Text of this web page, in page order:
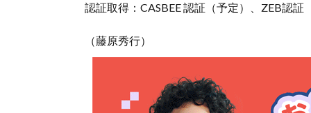
認証取得：CASBEE 認証（予定）、ZEB認証
（藤原秀行）